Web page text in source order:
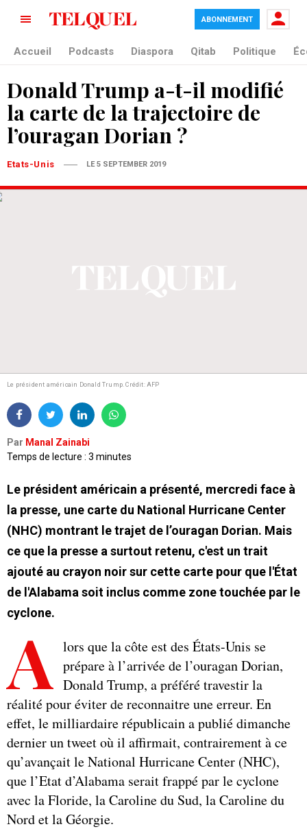
ABONNEMENT
Accueil Podcasts Diaspora Qitab Politique
Donald Trump a-t-il modifié
la carte de la trajectoire de
l’ouragan Dorian ?
Etats-Unis LE 5 SEPTEMBER 2019
Le président américain Donald Trump.Crédit: AFP
Par Manal Zainabi
Temps de lecture : 3 minutes
Le président américain a présenté, mercredi face à
la presse, une carte du National Hurricane Center
(NHC) montrant le trajet de l’ouragan Dorian. Mais
ce que la presse a surtout retenu, c'est un trait
ajouté au crayon noir sur cette carte pour que l'État
de l'Alabama soit inclus comme zone touchée par le
cyclone.
A lors que la côte est des États-Unis se
prépare à l’arrivée de l’ouragan Dorian,
Donald Trump, a préféré travestir la
réalité pour éviter de reconnaitre une erreur. En
effet, le milliardaire républicain a publié dimanche
dernier un tweet où il affirmait, contrairement à ce
qu’avançait le National Hurricane Center (NHC),
que l’Etat d’Alabama serait frappé par le cyclone
avec la Floride, la Caroline du Sud, la Caroline du
Nord et la Géorgie.